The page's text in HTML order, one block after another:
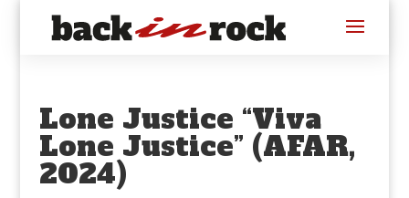
Lone Justice “Viva
Lone Justice” (AFAR,
2024)